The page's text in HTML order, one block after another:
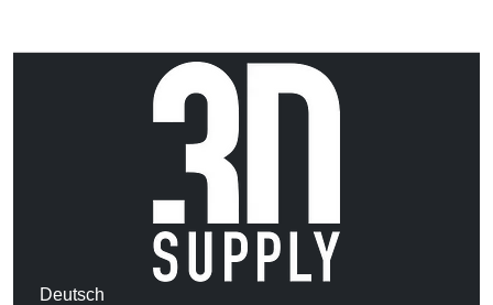
Deutsch